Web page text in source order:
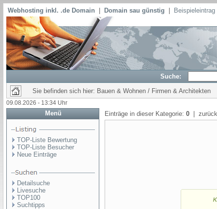
Webhosting inkl. .de Domain Domain sau günstig
Suche:
Sie befinden sich hier: Bauen & Wohnen / Firmen & Architekten
09.08.2026 - 13:34 Uhr
Menü
TOP-Liste Bewertung
TOP-Liste Besucher
Neue Einträge
Detailsuche
Livesuche
TOP100
Suchtipps
Einträge in dieser Kategorie: 0 |